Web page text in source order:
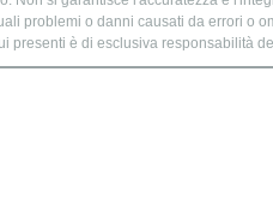
problemi o danni causati da errori o
presenti è di esclusiva responsabilità